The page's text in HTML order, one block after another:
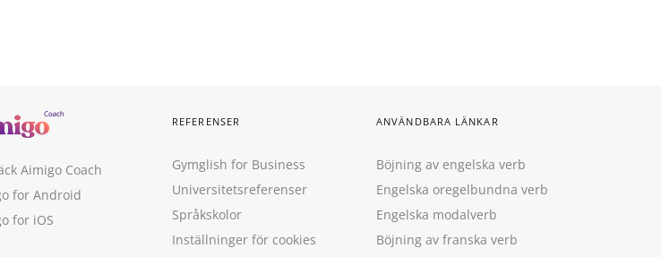
Aimigo Coach
for Android
for iOS
REFERENSER
Gymglish for Business
Universitetsreferenser
Språkskolor
Inställninger för cookies
ANVÄNDBARA LÄNKAR
Böjning av engelska verb
Engelska oregelbundna verb
Engelska modalverb
Böjning av franska verb